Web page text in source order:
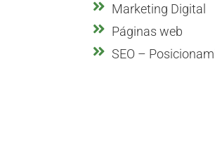
Marketing Digital
Páginas web
SEO –